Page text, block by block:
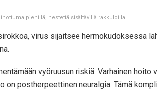
pienillä, nestettä sisältävillä rakkuloilla.
virus sijaitsee hermokudoksessa
vyöruusun riskiä. Varhainen hoito
postherpeettinen neuralgia. Tämä